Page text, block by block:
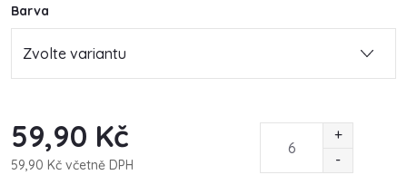
Barva
59,90 Kč
59,90 Kč včetně DPH